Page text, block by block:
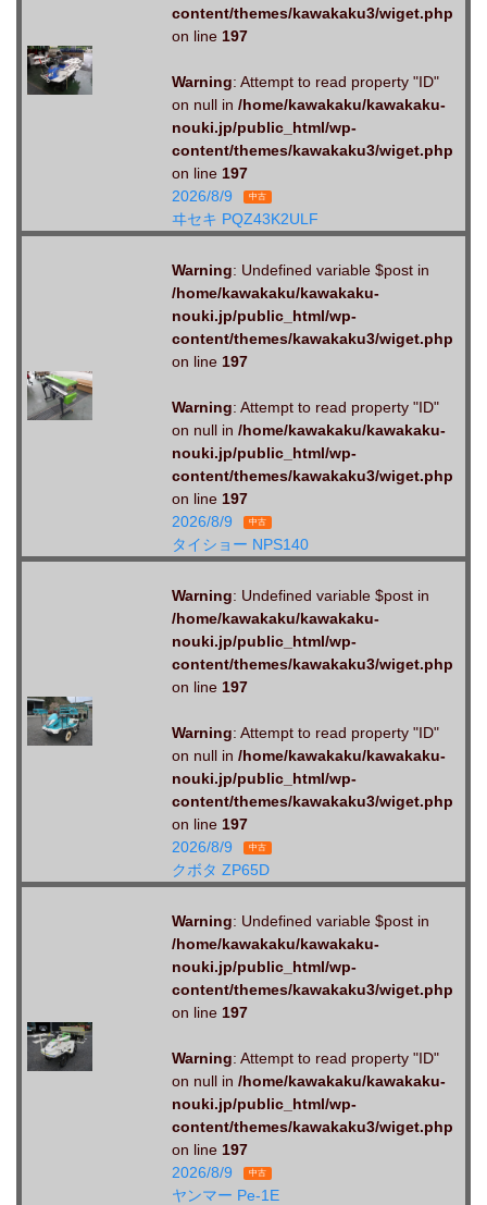
content/themes/kawakaku3/wiget.php
on line 197
Warning: Attempt to read property "ID"
on null in /home/kawakaku/kawakaku-
nouki.jp/public_html/wp-
content/themes/kawakaku3/wiget.php
on line 197
2026/8/9
中古
ヰセキ PQZ43K2ULF
Warning: Undefined variable $post in
/home/kawakaku/kawakaku-
nouki.jp/public_html/wp-
content/themes/kawakaku3/wiget.php
on line 197
Warning: Attempt to read property "ID"
on null in /home/kawakaku/kawakaku-
nouki.jp/public_html/wp-
content/themes/kawakaku3/wiget.php
on line 197
2026/8/9
中古
タイショー NPS140
Warning: Undefined variable $post in
/home/kawakaku/kawakaku-
nouki.jp/public_html/wp-
content/themes/kawakaku3/wiget.php
on line 197
Warning: Attempt to read property "ID"
on null in /home/kawakaku/kawakaku-
nouki.jp/public_html/wp-
content/themes/kawakaku3/wiget.php
on line 197
2026/8/9
中古
クボタ ZP65D
Warning: Undefined variable $post in
/home/kawakaku/kawakaku-
nouki.jp/public_html/wp-
content/themes/kawakaku3/wiget.php
on line 197
Warning: Attempt to read property "ID"
on null in /home/kawakaku/kawakaku-
nouki.jp/public_html/wp-
content/themes/kawakaku3/wiget.php
on line 197
2026/8/9
中古
ヤンマー Pe-1E